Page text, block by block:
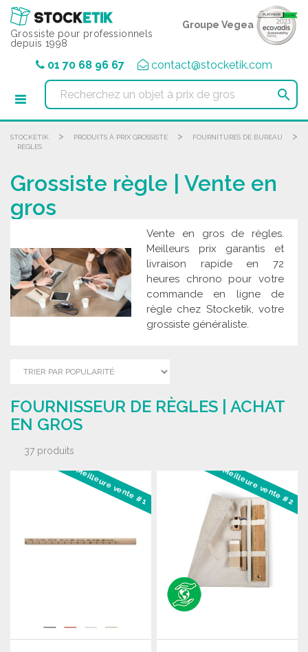
Grossiste pour professionnels
depuis 1998
Groupe Vegea
01 70 68 96 67 contact@stocketik.com

STOCKETIK > PRODUITS À PRIX GROSSISTE > FOURNITURES DE BUREAU >
RÈGLES
Grossiste règle | Vente en
gros
Vente en gros de règles.
Meilleurs prix garantis et
livraison rapide en 72
heures chrono pour votre
commande en ligne de
règle chez Stocketik, votre
grossiste généraliste.
FOURNISSEUR DE RÈGLES | ACHAT
EN GROS
37 produits
Meilleure vente #1 Meilleure vente #2
Panneau de gestion des cookies